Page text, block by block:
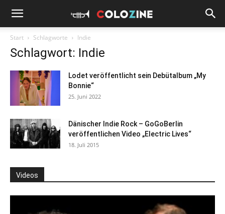
Start Schlagworte Indie
Schlagwort: Indie
Lodet veröffentlicht sein Debütalbum „My
Bonnie“
25. Juni 2022
Dänischer Indie Rock – GoGoBerlin
veröffentlichen Video „Electric Lives“
18. Juli 2015
Videos